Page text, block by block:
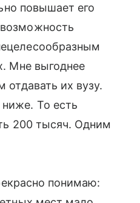
повышает его
Мне выгоднее
их вузу.
То есть
200 тысяч. Одним
понимаю: